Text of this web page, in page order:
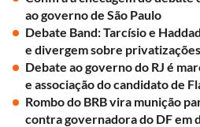
ao governo de São Paulo
Debate Band: Tarcísio e
e divergem sobre
Debate ao governo do RJ é
e associação do candidato de
Rombo do BRB vira munição
contra governadora do DF em